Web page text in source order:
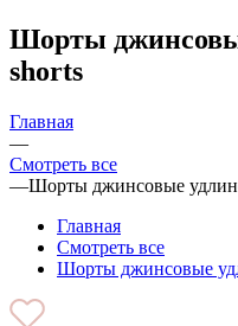
Шорты
shorts
Главная
—
Смотреть все
—Шорты джинсовые
Главная
Смотреть все
Шорты джинсовые